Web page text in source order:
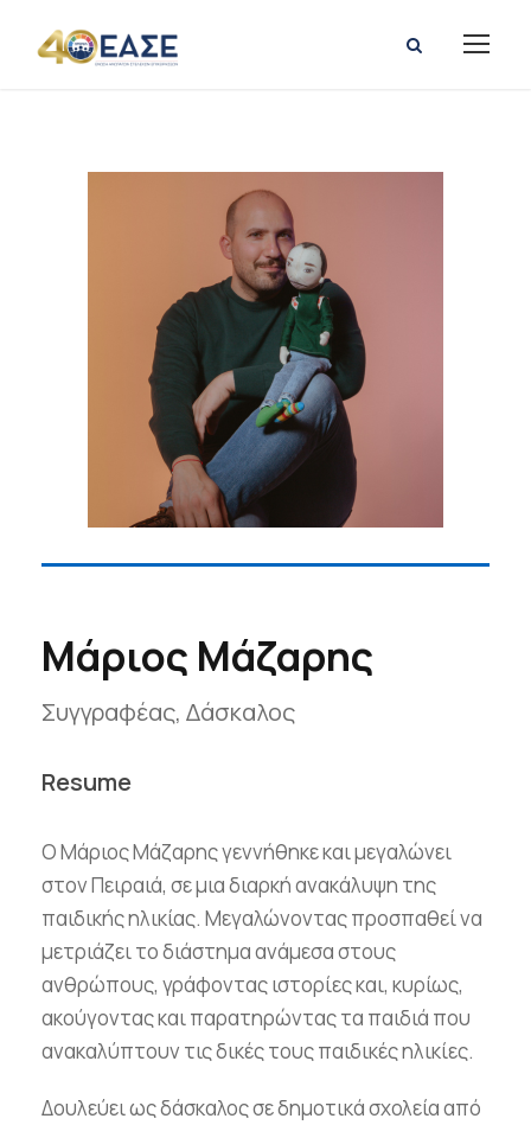
Μάριος Μάζαρης
Συγγραφέας, Δάσκαλος
Resume
Ο Μάριος Μάζαρης γεννήθηκε και μεγαλώνει
στον Πειραιά, σε μια διαρκή ανακάλυψη της
παιδικής ηλικίας. Μεγαλώνοντας προσπαθεί να
μετριάζει το διάστημα ανάμεσα στους
ανθρώπους, γράφοντας ιστορίες και, κυρίως,
ακούγοντας και παρατηρώντας τα παιδιά που
ανακαλύπτουν τις δικές τους παιδικές ηλικίες.
Δουλεύει ως δάσκαλος σε δημοτικά σχολεία από